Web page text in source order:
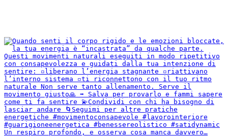
Un respiro profondo, e osserva cosa manca davvero…